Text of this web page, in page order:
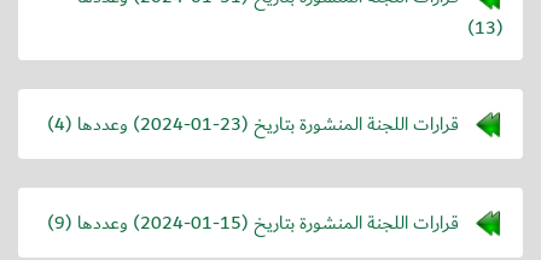
(13)
قرارات اللجنة المنشورة بتاريخ (2024-01-23) وعددها (4)
قرارات اللجنة المنشورة بتاريخ (2024-01-15) وعددها (9)